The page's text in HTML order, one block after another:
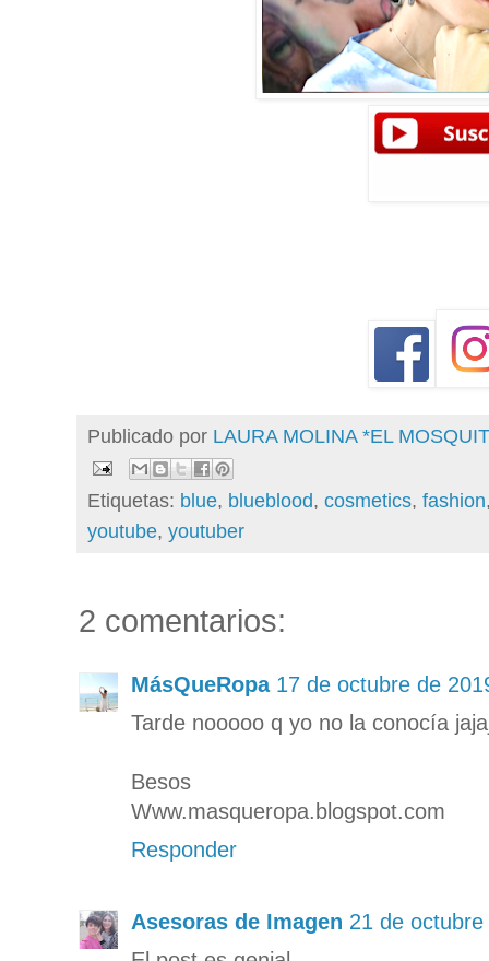
Publicado por LAURA MOLINA *EL
Etiquetas: blue, blueblood, cosmetics, fashion
youtube, youtuber
2 comentarios:
MásQueRopa 17 de octubre de
Tarde nooooo q yo no la conocía
Besos
Www.masqueropa.blogspot.com
Responder
Asesoras de Imagen 21 de